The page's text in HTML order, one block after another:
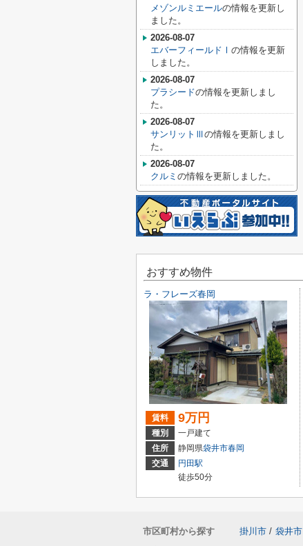
メゾンルミエールの情報を更新し
ました。
2026-08-07
エバーフィールドⅠ の情報を更新
しました。
2026-08-07
プラシードの情報を更新しまし
た。
2026-08-07
サンリットⅢ の情報を更新しまし
た。
2026-08-07
クルミ の情報を更新しました。
おすすめ物件
ラ・フレーズ春岡
賃料 9万円
種別
一戸建て
住所
静岡県袋井市春岡
交通
円田駅
徒歩50分
市区町村から探す 掛川市 / 袋井市